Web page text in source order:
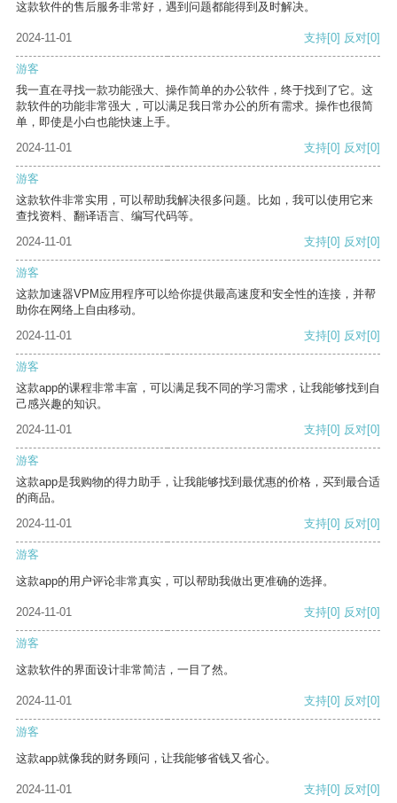
这款软件的售后服务非常好，遇到问题都能得到及时解决。
2024-11-01 支持[0] 反对[0]
游客
我一直在寻找一款功能强大、操作简单的办公软件，终于找到了它。这
款软件的功能非常强大，可以满足我日常办公的所有需求。操作也很简
单，即使是小白也能快速上手。
2024-11-01
支持[0] 反对[0]
游客
这款软件非常实用，可以帮助我解决很多问题。比如，我可以使用它来
查找资料、翻译语言、编写代码等。
2024-11-01
支持[0] 反对[0]
游客
这款加速器VPM应用程序可以给你提供最高速度和安全性的连接，并帮
助你在网络上自由移动。
2024-11-01
支持[0] 反对[0]
游客
这款app的课程非常丰富，可以满足我不同的学习需求，让我能够找到自
己感兴趣的知识。
2024-11-01
支持[0] 反对[0]
游客
这款app是我购物的得力助手，让我能够找到最优惠的价格，买到最合适
的商品。
2024-11-01
支持[0] 反对[0]
游客
这款app的用户评论非常真实，可以帮助我做出更准确的选择。
2024-11-01 支持[0] 反对[0]
游客
这款软件的界面设计非常简洁，一目了然。
2024-11-01 支持[0] 反对[0]
游客
这款app就像我的财务顾问，让我能够省钱又省心。
2024-11-01 支持[0] 反对[0]